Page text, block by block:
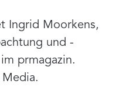
Ingrid Moorkens,
und -
prmagazin.